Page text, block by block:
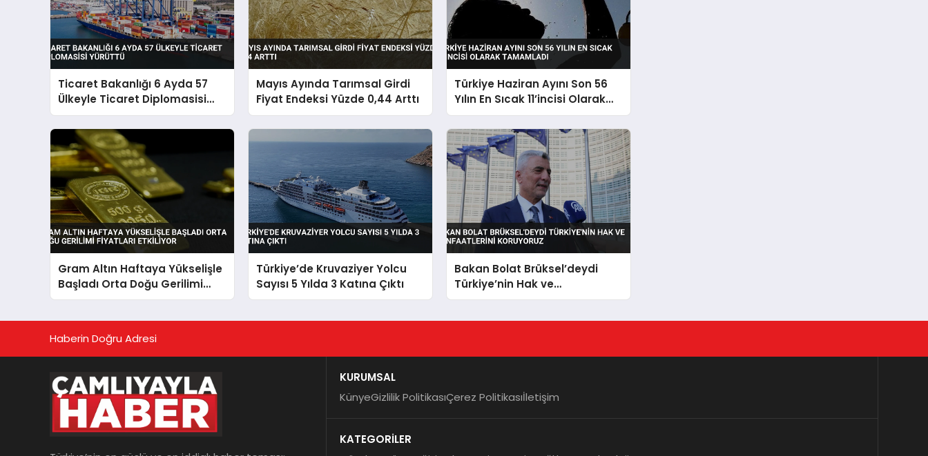
Ticaret Bakanlığı 6 Ayda 57
Ülkeyle Ticaret Diplomasisi
Yürüttü
Mayıs Ayında Tarımsal Girdi
Fiyat Endeksi Yüzde 0,44 Arttı
Türkiye Haziran Ayını Son 56
Yılın En Sıcak 11’incisi Olarak
Tamamladı
Gram Altın Haftaya Yükselişle
Başladı Orta Doğu Gerilimi
Fiyatları Etkiliyor
Türkiye’de Kruvaziyer Yolcu
Sayısı 5 Yılda 3 Katına Çıktı
Bakan Bolat Brüksel’deydi
Türkiye’nin Hak ve
Menfaatlerini Koruyoruz
Haberin Doğru Adresi
KURUMSAL
KünyeGizlilik PolitikasıÇerez Politikasıİletişim
KATEGORİLER